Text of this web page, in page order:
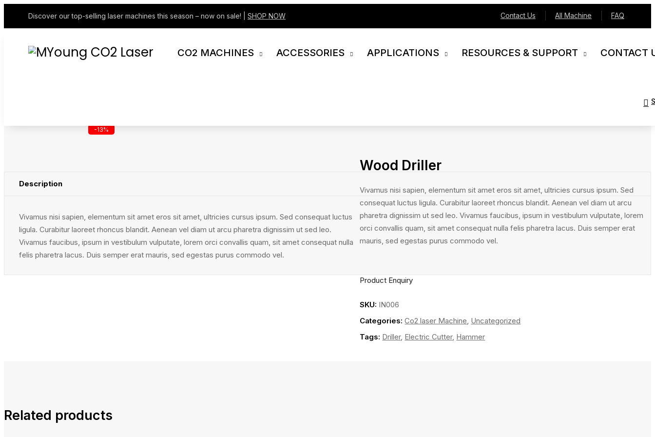
Discover our top-selling laser machines this season – now on sale! | SHOP NOW Contact Us All Machine FAQ
CO2 MACHINES ACCESSORIES APPLICATIONS RESOURCES & SUPPORT CONTACT
-13%
Wood Driller
Vivamus nisi sapien, elementum sit amet eros sit amet, ultricies cursus ipsum. Sed
consequat luctus ligula. Curabitur laoreet rhoncus blandit. Aenean vel diam ut arcu
pharetra dignissim ut sed leo. Vivamus faucibus, ipsum in vestibulum vulputate, lorem
orci convallis quam, sit amet consequat nulla felis pharetra lacus. Duis semper erat
mauris, sed egestas purus commodo vel.
Product Enquiry
SKU: IN006
Categories: Co2 laser Machine, Uncategorized
Tags: Driller, Electric Cutter, Hammer
Description
Vivamus nisi sapien, elementum sit amet eros sit amet, ultricies cursus ipsum. Sed consequat luctus
ligula. Curabitur laoreet rhoncus blandit. Aenean vel diam ut arcu pharetra dignissim ut sed leo.
Vivamus faucibus, ipsum in vestibulum vulputate, lorem orci convallis quam, sit amet consequat nulla
felis pharetra lacus. Duis semper erat mauris, sed egestas purus commodo vel.
Related products